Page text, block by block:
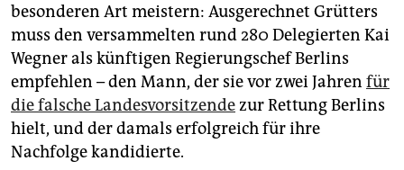
besonderen Art meistern: Ausgerechnet Grütters
muss den versammelten rund 280 Delegierten Kai
Wegner als künftigen Regierungschef Berlins
empfehlen – den Mann, der sie vor zwei Jahren für
die falsche Landesvorsitzendezur Rettung Berlins
hielt, und der damals erfolgreich für ihre
Nachfolge kandidierte.